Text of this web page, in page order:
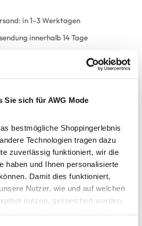
Sie sich für AWG Mode
bestmögliche Shoppingerlebnis
Technologien tragen dazu
zuverlässig funktioniert, wir die
haben und Ihnen personalisierte
Damit dies funktioniert,
Nutzer, wie und auf welchen
nutzen, gespeichert werden.
in 1–3 Werktagen
innerhalb 14 Tage
von Sure
und geschlitztem Ausschnitt
Schnittform